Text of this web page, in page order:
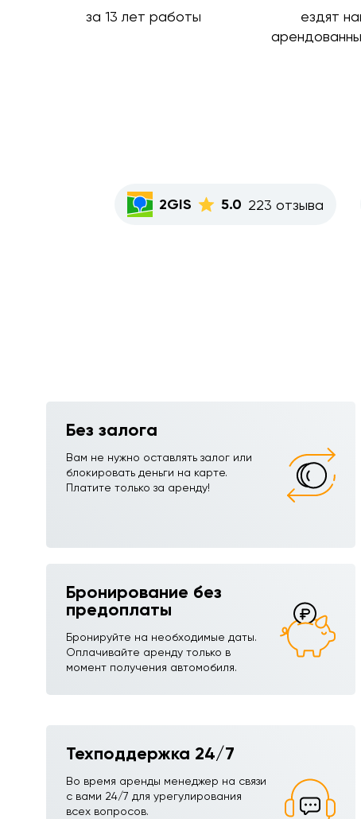
за 13 лет работы
ездят
2GIS 5.0 223 отзыва
Без залога
Вам не нужно оставлять залог или
блокировать деньги на карте.
Платите только за аренду!
Бронирование без
предоплаты
Бронируйте на необходимые даты.
Оплачивайте аренду только в
момент получения автомобиля.
Техподдержка 24/7
Во время аренды менеджер на связи
с вами 24/7 для урегулирования
всех вопросов.